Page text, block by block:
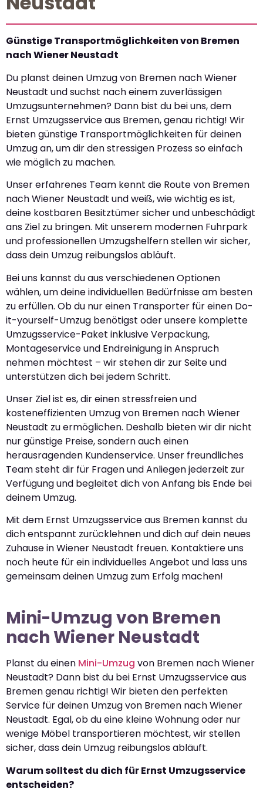
Günstige Transportmöglichkeiten von Bremen
nach Wiener Neustadt
Du planst deinen Umzug von Bremen nach Wiener
Neustadt und suchst nach einem zuverlässigen
Umzugsunternehmen? Dann bist du bei uns, dem
Ernst Umzugsservice aus Bremen, genau richtig! Wir
bieten günstige Transportmöglichkeiten für deinen
Umzug an, um dir den stressigen Prozess so einfach
wie möglich zu machen.
Unser erfahrenes Team kennt die Route von Bremen
nach Wiener Neustadt und weiß, wie wichtig es ist,
deine kostbaren Besitztümer sicher und unbeschädigt
ans Ziel zu bringen. Mit unserem modernen Fuhrpark
und professionellen Umzugshelfern stellen wir sicher,
dass dein Umzug reibungslos abläuft.
Bei uns kannst du aus verschiedenen Optionen
wählen, um deine individuellen Bedürfnisse am besten
zu erfüllen. Ob du nur einen Transporter für einen Do-
it-yourself-Umzug benötigst oder unsere komplette
Umzugsservice-Paket inklusive Verpackung,
Montageservice und Endreinigung in Anspruch
nehmen möchtest – wir stehen dir zur Seite und
unterstützen dich bei jedem Schritt.
Unser Ziel ist es, dir einen stressfreien und
kosteneffizienten Umzug von Bremen nach Wiener
Neustadt zu ermöglichen. Deshalb bieten wir dir nicht
nur günstige Preise, sondern auch einen
herausragenden Kundenservice. Unser freundliches
Team steht dir für Fragen und Anliegen jederzeit zur
Verfügung und begleitet dich von Anfang bis Ende bei
deinem Umzug.
Mit dem Ernst Umzugsservice aus Bremen kannst du
dich entspannt zurücklehnen und dich auf dein neues
Zuhause in Wiener Neustadt freuen. Kontaktiere uns
noch heute für ein individuelles Angebot und lass uns
gemeinsam deinen Umzug zum Erfolg machen!
Mini-Umzug von Bremen
nach Wiener Neustadt
Planst du einen Mini-Umzug von Bremen nach Wiener
Neustadt? Dann bist du bei Ernst Umzugsservice aus
Bremen genau richtig! Wir bieten den perfekten
Service für deinen Umzug von Bremen nach Wiener
Neustadt. Egal, ob du eine kleine Wohnung oder nur
wenige Möbel transportieren möchtest, wir stellen
sicher, dass dein Umzug reibungslos abläuft.
Warum solltest du dich für Ernst Umzugsservice
entscheiden?